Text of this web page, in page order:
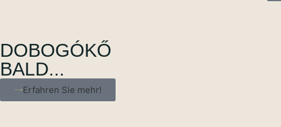
DOBOGÓKŐ
BALD...
Erfahren Sie mehr!